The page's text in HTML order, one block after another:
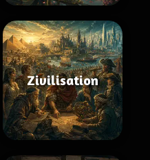
Zivilisation